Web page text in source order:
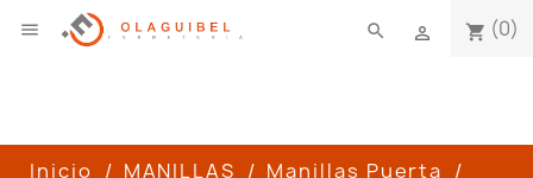
 shopping_cart (0)

search
Inicio MANILLAS
Manillas Puerta